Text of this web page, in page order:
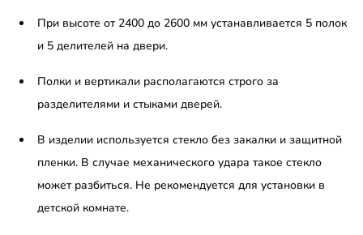
При высоте от 2400 до 2600 мм устанавливается 5 полок
и 5 делителей на двери.
Полки и вертикали располагаются строго за
разделителями и стыками дверей.
​В изделии используется стекло без закалки и защитной
пленки. В случае механического удара такое стекло
может разбиться. Не рекомендуется для установки в
детской комнате.